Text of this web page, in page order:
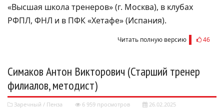
«Высшая школа тренеров» (г. Москва), в клубах
РФПЛ, ФНЛ и в ПФК «Хетафе» (Испания).
Читать полную версию 46
Симаков Антон Викторович (Старший тренер
филиалов, методист)
Заречный / Пенза 6 959 просмотров 26.02.2025